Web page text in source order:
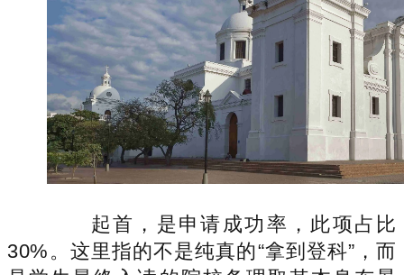
起首，是申请成功率，此项占比
30%。这里指的不是纯真的“拿到登科”，而